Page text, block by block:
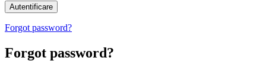
Forgot password?
Forgot password?